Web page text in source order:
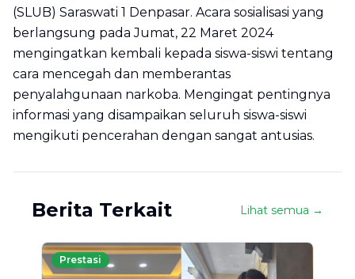
(SLUB) Saraswati 1 Denpasar. Acara sosialisasi yang
berlangsung pada Jumat, 22 Maret 2024
mengingatkan kembali kepada siswa-siswi tentang
cara mencegah dan memberantas
penyalahgunaan narkoba. Mengingat pentingnya
informasi yang disampaikan seluruh siswa-siswi
mengikuti pencerahan dengan sangat antusias.
Berita Terkait Lihat semua →
Prestasi